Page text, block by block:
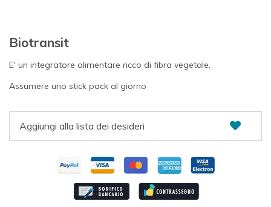
Biotransit
E' un integratore alimentare ricco di fibra vegetale.
Assumere uno stick pack al giorno
Aggiungi alla lista dei desideri